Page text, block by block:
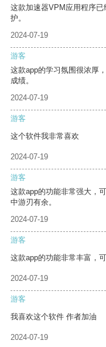
这款加速器VPM应用程序
护。
2024-07-19
游客
这款app的学习氛围很浓厚
成绩。
2024-07-19
游客
这个软件我非常喜欢
2024-07-19
游客
这款app的功能非常强大，
中游刃有余。
2024-07-19
游客
这款app的功能非常丰富，
2024-07-19
游客
我喜欢这个软件 作者加油
2024-07-19